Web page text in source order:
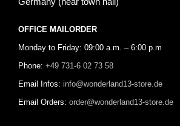
OFFICE MAILORDER
Monday to Friday: 09:00 a.m. – 6:00 p.m
Phone: +49 731-6 02 73 58
Email Infos: info@wonderland13-store.de
Email Orders: order@wonderland13-store.de